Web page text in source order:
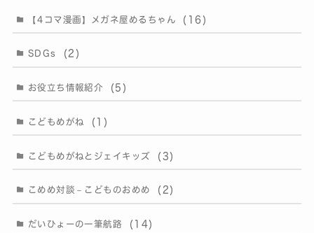
【4コマ漫画】メガネ屋めるちゃん (16)
SDGs (2)
お役立ち情報紹介 (5)
こどもめがね (1)
こどもめがねとジェイキッズ (3)
こめめ対談－こどものおめめ (2)
だいひょーの一筆航路 (14)